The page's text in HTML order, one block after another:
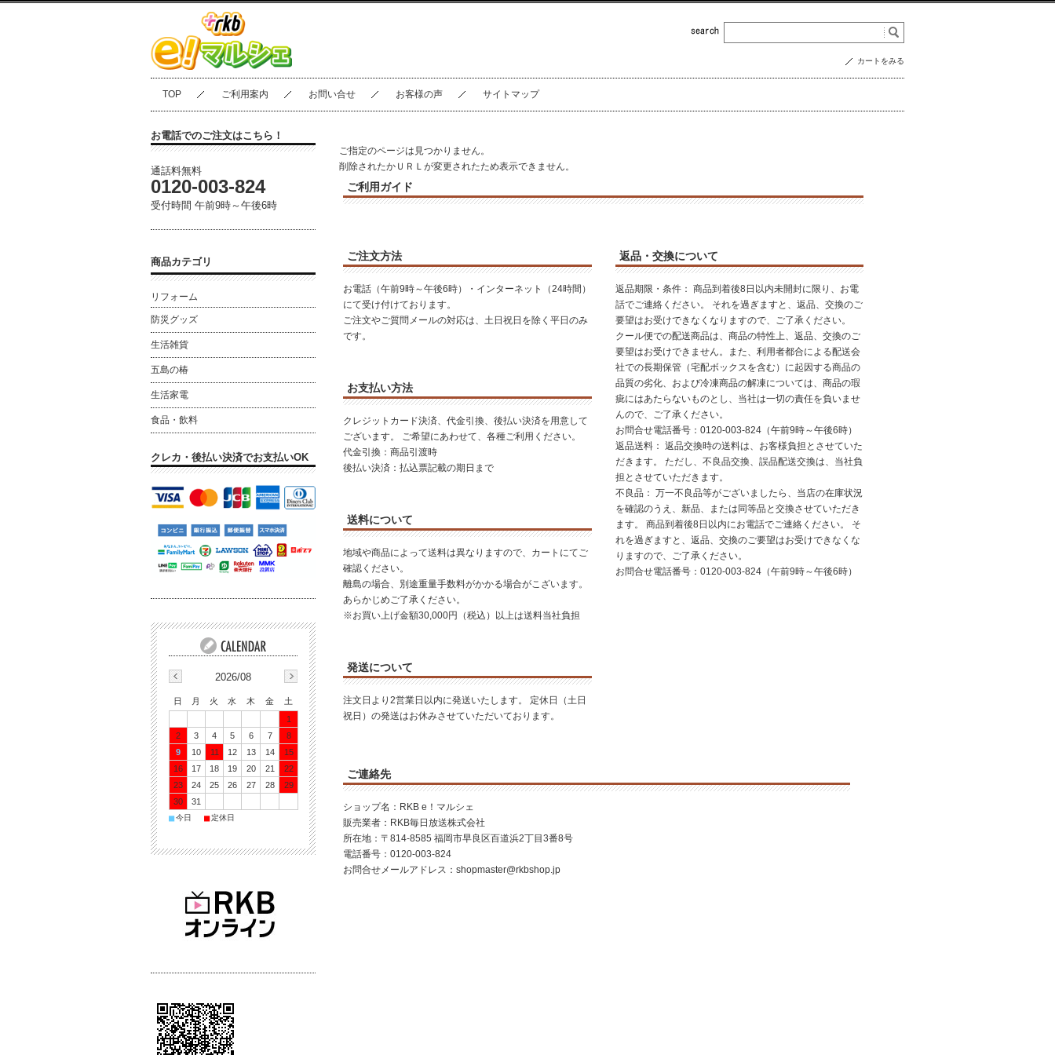
カートをみる
TOP ご利用案内 お問い合せ お客様の声 サイトマップ
ご指定のページは見つかりません。
削除されたかＵＲＬが変更されたため表示できません。
ご利用ガイド
ご注文方法
お電話（午前9時～午後6時）・インターネット（24時間）
にて受け付けております。
ご注文やご質問メールの対応は、土日祝日を除く平日のみ
です。
お支払い方法
クレジットカード決済、代金引換、後払い決済を用意して
ございます。 ご希望にあわせて、各種ご利用ください。
代金引換：商品引渡時
後払い決済：払込票記載の期日まで
送料について
地域や商品によって送料は異なりますので、カートにてご
確認ください。
離島の場合、別途重量手数料がかかる場合がこざいます。
あらかじめご了承ください。
※お買い上げ金額30,000円（税込）以上は送料当社負担
発送について
注文日より2営業日以内に発送いたします。 定休日（土日
祝日）の発送はお休みさせていただいております。
返品・交換について
返品期限・条件： 商品到着後8日以内未開封に限り、お電
話でご連絡ください。 それを過ぎますと、返品、交換のご
要望はお受けできなくなりますので、ご了承ください。
クール便での配送商品は、商品の特性上、返品、交換のご
要望はお受けできません。また、利用者都合による配送会
社での長期保管（宅配ボックスを含む）に起因する商品の
品質の劣化、および冷凍商品の解凍については、商品の瑕
疵にはあたらないものとし、当社は一切の責任を負いませ
んので、ご了承ください。
お問合せ電話番号：0120-003-824（午前9時～午後6時）
返品送料： 返品交換時の送料は、お客様負担とさせていた
だきます。 ただし、不良品交換、誤品配送交換は、当社負
担とさせていただきます。
不良品： 万一不良品等がございましたら、当店の在庫状況
を確認のうえ、新品、または同等品と交換させていただき
ます。 商品到着後8日以内にお電話でご連絡ください。 そ
れを過ぎますと、返品、交換のご要望はお受けできなくな
りますので、ご了承ください。
お問合せ電話番号：0120-003-824（午前9時～午後6時）
ご連絡先
ショップ名：RKB e！マルシェ
販売業者：RKB毎日放送株式会社
所在地：〒814-8585 福岡市早良区百道浜2丁目3番8号
電話番号：0120-003-824
お問合せメールアドレス：shopmaster@rkbshop.jp
お電話でのご注文はこちら！
通話料無料
0120-003‐824
受付時間 午前9時～午後6時
商品カテゴリ
リフォーム
防災グッズ
生活雑貨
五島の椿
生活家電
食品・飲料
クレカ・後払い決済でお支払いOK
2026/08
日 月 火 水 木 金
土
1
2
3 4 5 6 7
8
9
10 11 12 13 14
15
16
17 18 19 20 21
22
23
24 25 26 27 28
29
30
31
■今日 ■定休日